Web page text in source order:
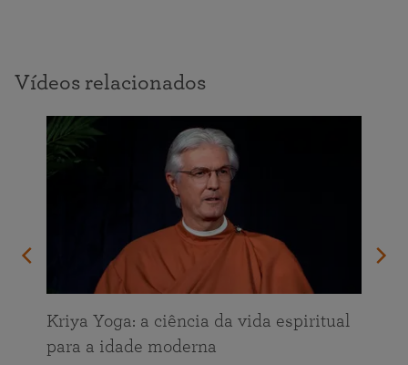
Vídeos relacionados
Kriya Yoga: a ciência da vida espiritual
para a idade moderna